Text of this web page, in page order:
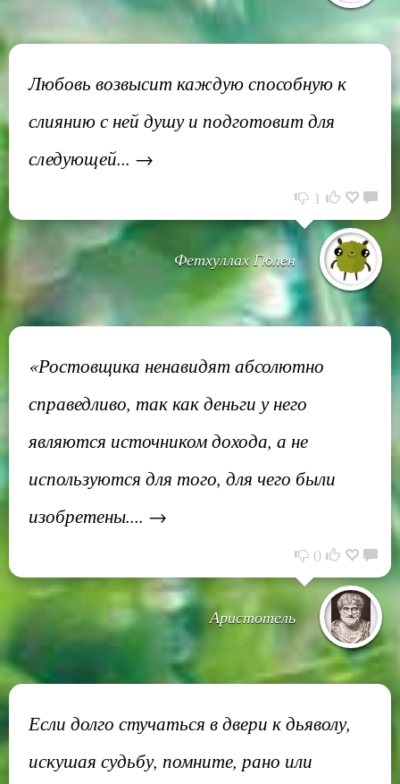
Любовь возвысит каждую способную к
слиянию с ней душу и подготовит для
следующей... →
1
Фетхуллах Гюлен
«Ростовщика ненавидят абсолютно
справедливо, так как деньги у него
являются источником дохода, а не
используются для того, для чего были
изобретены.... →
0
Аристотель
Если долго стучаться в двери к дьяволу,
искушая судьбу, помните, рано или